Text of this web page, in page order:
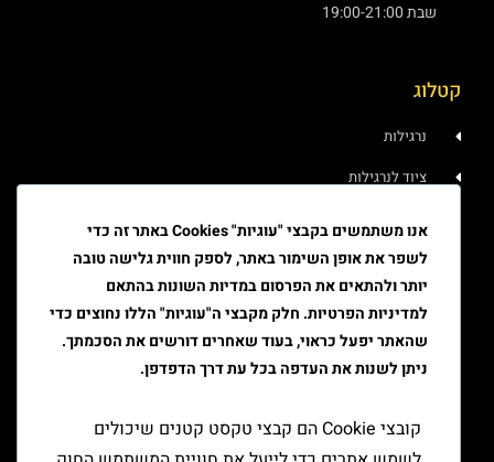
שבת 19:00-21:00
קטלוג
נרגילות
ציוד לנרגילות
טבק
ציוד למעשן
יצירת קשר
אנו משתמשים בקבצי "עוגיות" Cookies באתר זה כדי
לשפר את אופן השימור באתר, לספק חווית גלישה טובה
יותר ולהתאים את הפרסום במדיות השונות בהתאם
למדיניות הפרטיות. חלק מקבצי ה"עוגיות" הללו נחוצים כדי
שהאתר יפעל כראוי, בעוד שאחרים דורשים את הסכמתך.
ניתן לשנות את העדפה בכל עת דרך הדפדפן.
קובצי Cookie הם קבצי טקסט קטנים שיכולים